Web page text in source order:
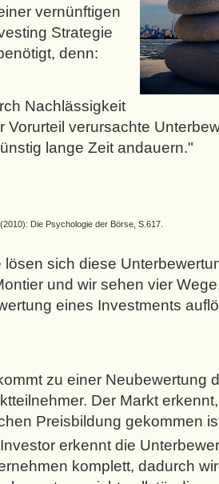
vernünftigen
Strategie
denn:
Nachlässigkeit
Vorurteil verursachte
lange Zeit andauern."
Die Psychologie der Börse, S.617.
lösen sich diese
und wir sehen vier
eines Investments
zu einer Neubewertung
Der Markt
Preisbildung gekommen
erkennt die
komplett, dadurch